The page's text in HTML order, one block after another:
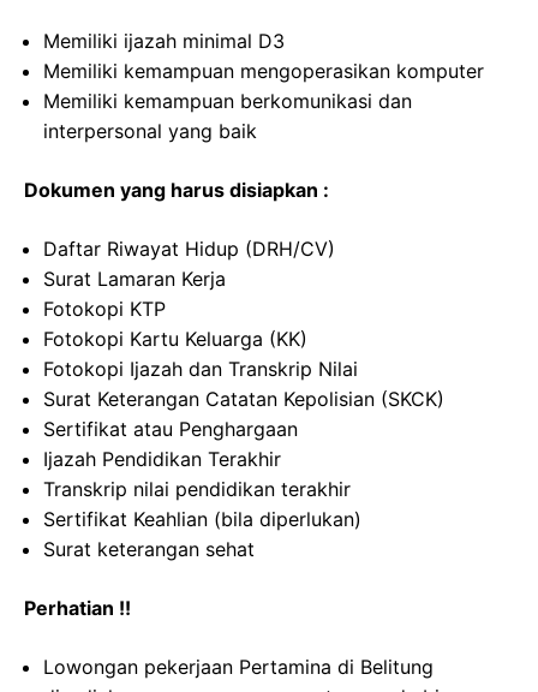
Memiliki ijazah minimal D3
Memiliki kemampuan mengoperasikan komputer
Memiliki kemampuan berkomunikasi dan
interpersonal yang baik
Dokumen yang harus disiapkan :
Daftar Riwayat Hidup (DRH/CV)
Surat Lamaran Kerja
Fotokopi KTP
Fotokopi Kartu Keluarga (KK)
Fotokopi Ijazah dan Transkrip Nilai
Surat Keterangan Catatan Kepolisian (SKCK)
Sertifikat atau Penghargaan
Ijazah Pendidikan Terakhir
Transkrip nilai pendidikan terakhir
Sertifikat Keahlian (bila diperlukan)
Surat keterangan sehat
Perhatian !!
Lowongan pekerjaan Pertamina di Belitung